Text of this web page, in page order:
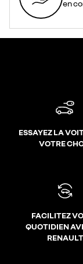
en
ESSAYEZ LA
VOTRE
FACILITEZ
QUOTIDIEN
RENAULT